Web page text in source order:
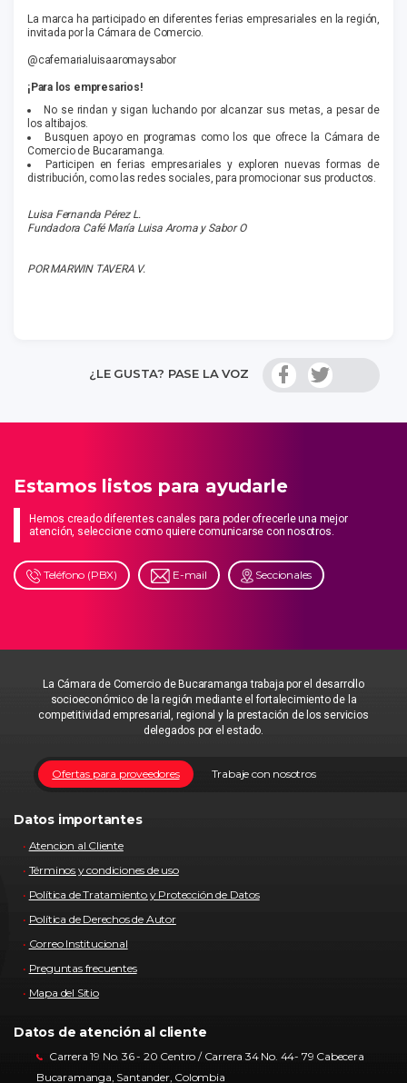
La marca ha participado en diferentes ferias empresariales en la región,
invitada por la Cámara de Comercio.
@cafemarialuisaaromaysabor
¡Para los empresarios!
No se rindan y sigan luchando por alcanzar sus metas, a pesar de
los altibajos.
Busquen apoyo en programas como los que ofrece la Cámara de
Comercio de Bucaramanga.
Participen en ferias empresariales y exploren nuevas formas de
distribución, como las redes sociales, para promocionar sus productos.
Luisa Fernanda Pérez L.
Fundadora Café María Luisa Aroma y Sabor O
POR MARWIN TAVERA V.
¿LE GUSTA? PASE LA VOZ
Estamos listos para ayudarle
Hemos creado diferentes canales para poder ofrecerle una mejor
atención, seleccione como quiere comunicarse con nosotros.
Teléfono (PBX) E-mail Seccionales
La Cámara de Comercio de Bucaramanga trabaja por el desarrollo
socioeconómico de la región mediante el fortalecimiento de la
competitividad empresarial, regional y la prestación de los servicios
delegados por el estado.
Trabaje con nosotros
Ofertas para proveedores
Datos importantes
Atencion al Cliente
Términos y condiciones de uso
Política de Tratamiento y Protección de Datos
Política de Derechos de Autor
Correo Institucional
Preguntas frecuentes
Mapa del Sitio
Datos de atención al cliente
Carrera 19 No. 36 - 20 Centro / Carrera 34 No. 44- 79 Cabecera
Bucaramanga, Santander, Colombia